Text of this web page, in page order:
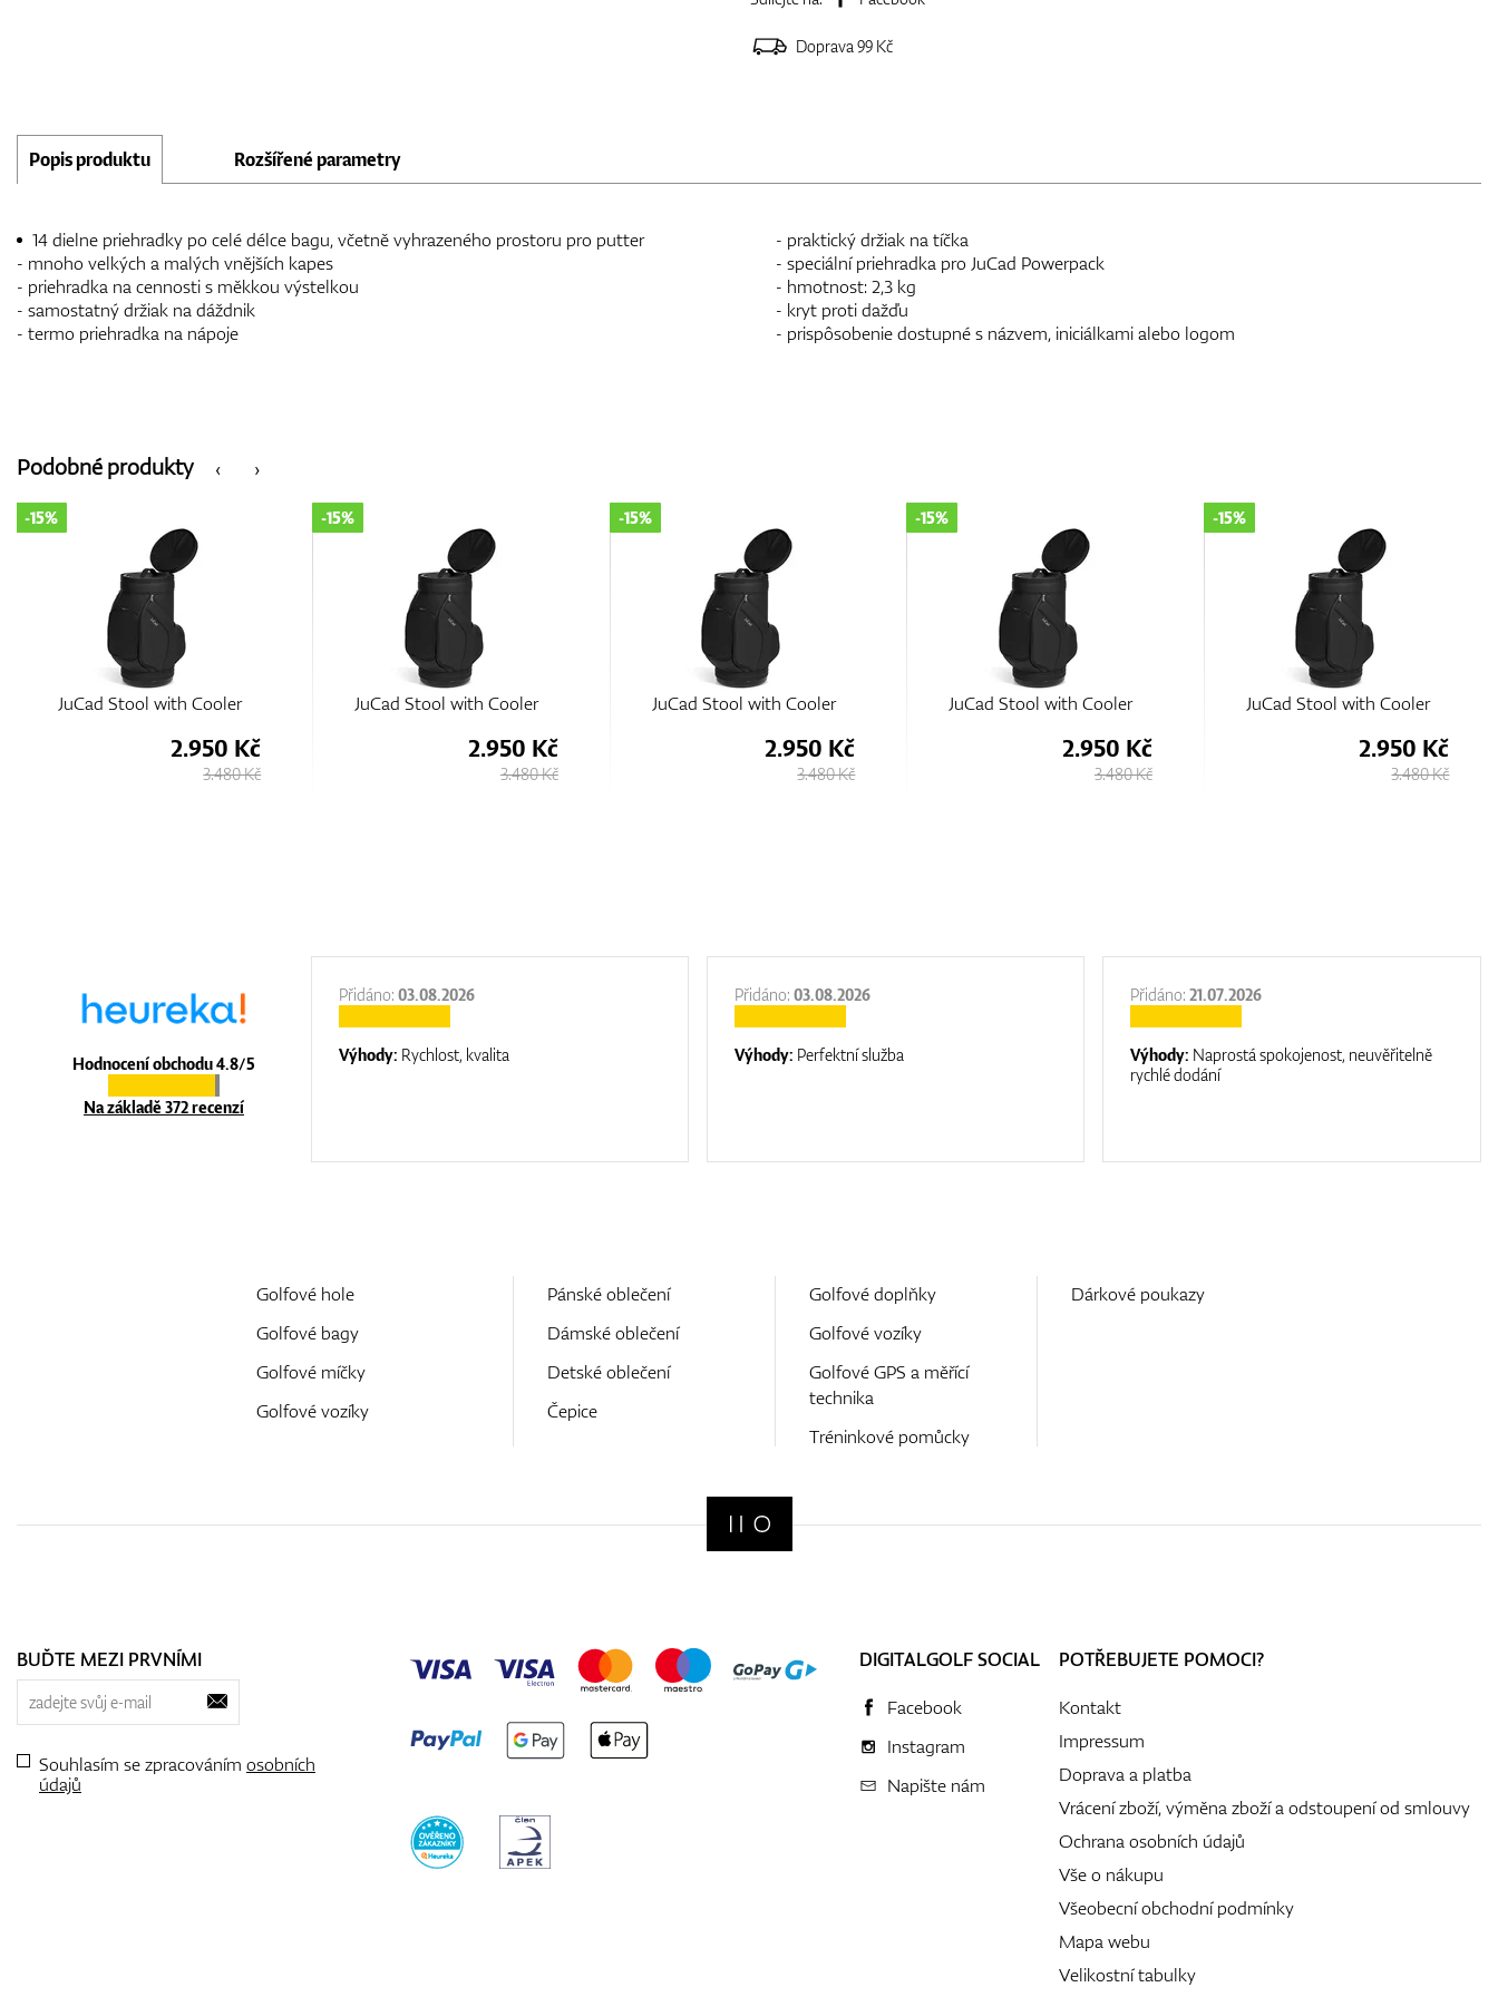
Doprava 99 Kč
Popis produktu Rozšířené parametry
14 dielne priehradky po celé délce bagu, včetně vyhrazeného prostoru pro putter
- mnoho velkých a malých vnějších kapes
- priehradka na cennosti s měkkou výstelkou
- samostatný držiak na dáždnik
- termo priehradka na nápoje
- praktický držiak na tíčka
- speciální priehradka pro JuCad Powerpack
- hmotnost: 2,3 kg
- kryt proti dažďu
- prispôsobenie dostupné s názvem, iniciálkami alebo logom
‹
Podobné produkty ›
JuCad Stool with Cooler
-15%
2.950 Kč
3.480 Kč
JuCad Stool with Cooler
-15%
2.950 Kč
3.480 Kč
JuCad Stool with Cooler
-15%
2.950 Kč
3.480 Kč
JuCad Stool with Cooler
-15%
2.950 Kč
3.480 Kč
JuCad Stool with Cooler
-15%
2.950 Kč
3.480 Kč
Hodnocení obchodu 4.8/5
Na základě 372 recenzí
Přidáno:03.08.2026
Výhody: Rychlost, kvalita
Přidáno:03.08.2026
Výhody: Perfektní služba
Přidáno:21.07.2026
Výhody: Naprostá spokojenost, neuvěřitelně
rychlé dodání
Golfové hole
Golfové bagy
Golfové míčky
Golfové vozíky
Pánské oblečení
Dámské oblečení
Detské oblečení
Čepice
Golfové doplňky
Golfové vozíky
Golfové GPS a měřící
technika
Tréninkové pomůcky
Dárkové poukazy
BUĎTE MEZI PRVNÍMI
Souhlasím se zpracováním osobních
údajů
DIGITALGOLF SOCIAL
Facebook
Instagram
Napište nám
POTŘEBUJETE POMOCI?
Kontakt
Impressum
Doprava a platba
Vrácení zboží, výměna zboží a odstoupení od smlouvy
Ochrana osobních údajů
Vše o nákupu
Všeobecní obchodní podmínky
Mapa webu
Velikostní tabulky